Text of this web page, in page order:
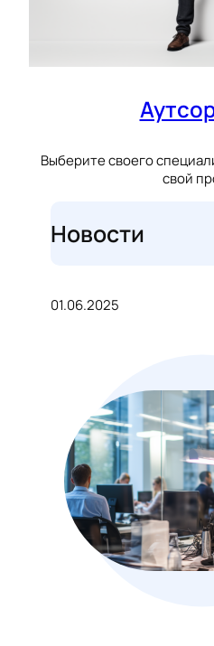
Выберите своего
свой
Новости
01.06.2025